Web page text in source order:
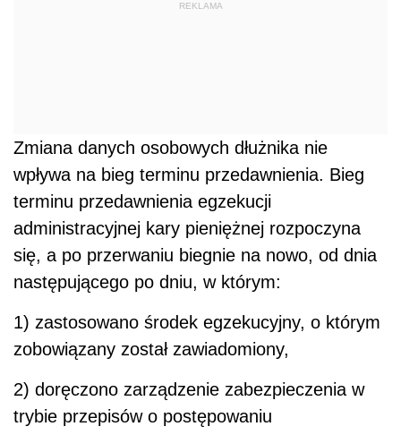
REKLAMA
Zmiana danych osobowych dłużnika nie
wpływa na bieg terminu przedawnienia. Bieg
terminu przedawnienia egzekucji
administracyjnej kary pieniężnej rozpoczyna
się, a po przerwaniu biegnie na nowo, od dnia
następującego po dniu, w którym:
1) zastosowano środek egzekucyjny, o którym
zobowiązany został zawiadomiony,
2) doręczono zarządzenie zabezpieczenia w
trybie przepisów o postępowaniu